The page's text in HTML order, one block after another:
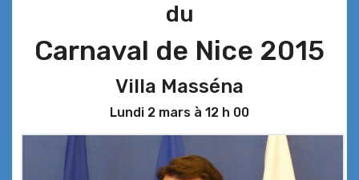
du
Carnaval de Nice 2015
Villa Masséna
Lundi 2 mars à 12 h 00